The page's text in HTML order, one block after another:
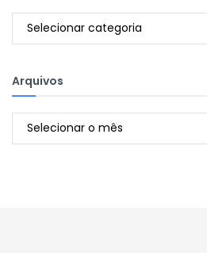
Categorias
Arquivos
Arquivos